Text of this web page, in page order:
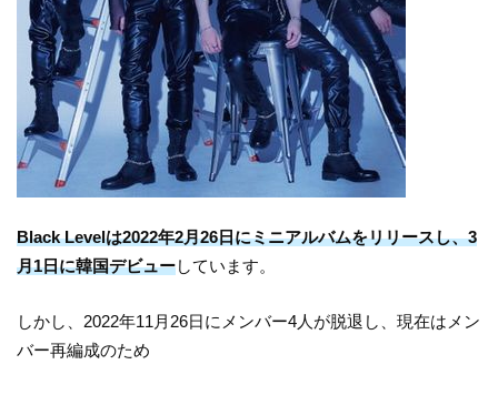
Black Levelは2022年2月26日にミニアルバムをリリースし、3
月1日に韓国デビューしています。
しかし、2022年11月26日にメンバー4人が脱退し、現在はメン
バー再編成のため